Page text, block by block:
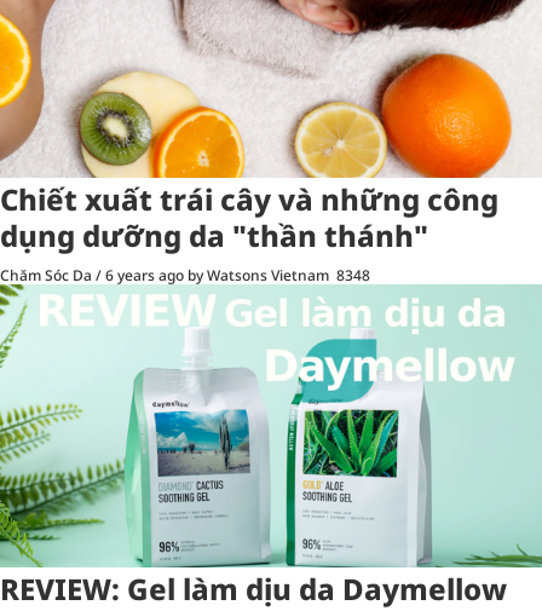
Chiết xuất trái cây và những công
dụng dưỡng da "thần thánh"
Chăm Sóc Da /6 years ago by Watsons Vietnam 8348
REVIEW: Gel làm dịu da Daymellow